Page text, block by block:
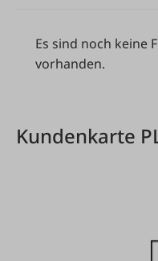
Es sind noch keine
vorhanden.
Kundenkarte